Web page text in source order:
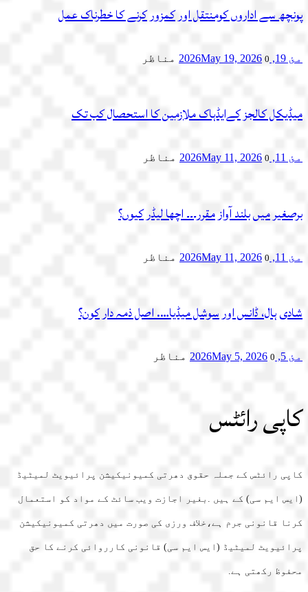
پونچھ سے اداروں کومنتقل اور کمزور کرنے کا خطرناک عمل
مئ 19, 2026 May 19, 2026 0 مناظر
میڈیکل کالجز کےایڈہاک ملازمین کا استحصال کب تک
مئ 11, 2026 May 11, 2026 0 مناظر
برصغیر میں بلند آواز مقرر۔۔۔ اچھا لیڈر کیوں؟
مئ 11, 2026 May 11, 2026 0 مناظر
شادی ہال، ڈانس اور سوشل میڈیا…. اصل ذمہ دار کون؟
مئ 5, 2026 May 5, 2026 0 مناظر
کاپی رائٹس
کاپی رائٹس کے جملہ حقوق دھرتی کمیونیکیشن پرائیویٹ لمیٹیڈ
(ایس ایم سی) کے ہیں .بغیر اجازت ویب سائٹ کے مواد کو استعمال
کرنا قانونی جرم ہے،خلاف ورزی کی صورت میں دھرتی کمیونیکیشن
پرائیویٹ لمیٹیڈ (ایس ایم سی) قانونی کارروائی کرنے کا حق
محفوظ رکھتی ہے.